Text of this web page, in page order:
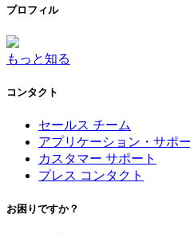
プロフィル
もっと知る
コンタクト
セールス チーム
アプリケーション・サポ
カスタマー サポート
プレス コンタクト
お困りですか？